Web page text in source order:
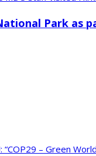
Park as
– Green